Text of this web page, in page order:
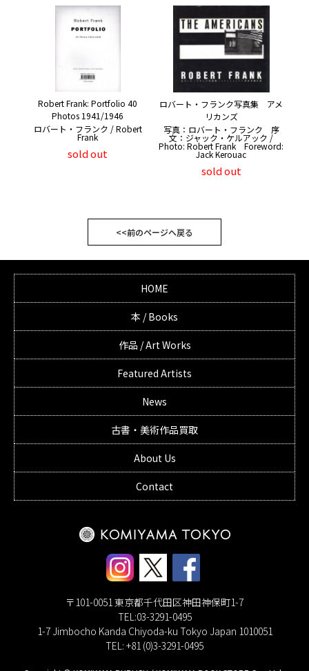
Robert Frank: Portfolio 40
Photos 1941/1946
ロバート・フランク / Robert
Frank
sold out
ロバート・フランク写真集 アメ
リカンズ
写真：ロバート・フランク 序
文：ジャック・ケルアック /
Photo: Robert Frank Foreword:
Jack Kerouac
sold out
<<前のページへ戻る
HOME
本 / Books
作品 / Art Works
Featured Artists
News
古書・美術作品買取
About Us
Contact
〒101-0051 東京都千代田区神田神保町1-7
TEL:03-3291-0495
1-7 Jimbocho Kanda Chiyoda-ku Tokyo Japan 1010051
TEL: +81 (0)3-3291-0495